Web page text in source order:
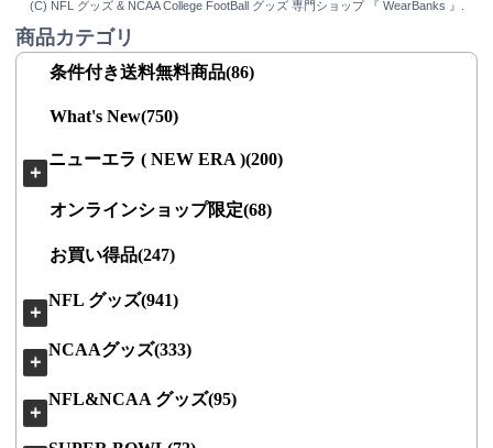
(C) NFL グッズ & NCAA College FootBall グッズ 専門ショップ 『 WearBanks 』.
商品カテゴリ
条件付き送料無料商品(86)
What's New(750)
＋
ニューエラ ( NEW ERA )(200)
オンラインショップ限定(68)
お買い得品(247)
＋
NFL グッズ(941)
＋
NCAAグッズ(333)
＋
NFL&NCAA グッズ(95)